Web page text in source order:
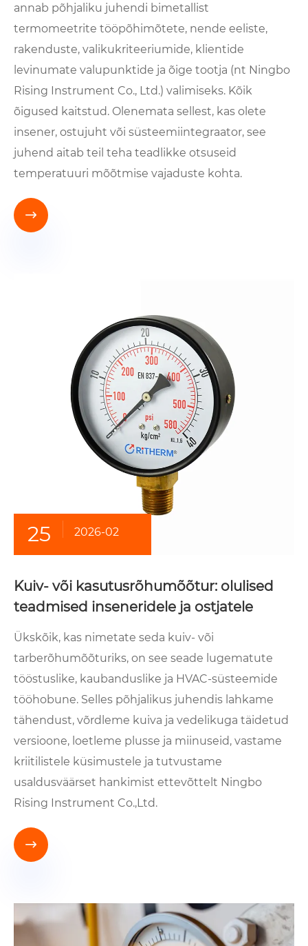
annab põhjaliku juhendi bimetallist
termomeetrite tööpõhimõtete, nende eeliste,
rakenduste, valikukriteeriumide, klientide
levinumate valupunktide ja õige tootja (nt Ningbo
Rising Instrument Co., Ltd.) valimiseks. Kõik
õigused kaitstud. Olenemata sellest, kas olete
insener, ostujuht või süsteemiintegraator, see
juhend aitab teil teha teadlikke otsuseid
temperatuuri mõõtmise vajaduste kohta.

25 2026-02
Kuiv- või kasutusrõhumõõtur: olulised
teadmised inseneridele ja ostjatele
Ükskõik, kas nimetate seda kuiv- või
tarberõhumõõturiks, on see seade lugematute
tööstuslike, kaubanduslike ja HVAC-süsteemide
tööhobune. Selles põhjalikus juhendis lahkame
tähendust, võrdleme kuiva ja vedelikuga täidetud
versioone, loetleme plusse ja miinuseid, vastame
kriitilistele küsimustele ja tutvustame
usaldusväärset hankimist ettevõttelt Ningbo
Rising Instrument Co.,Ltd.
